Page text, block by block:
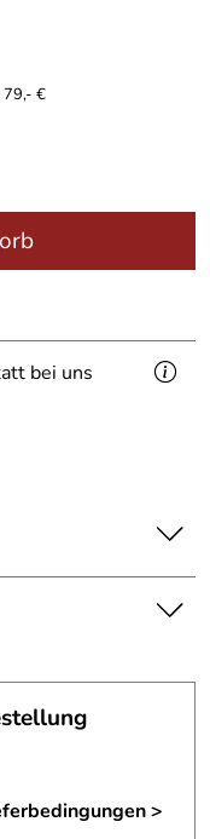
79,- €
bei uns
dem liebevollem
eine Caffee Villa
von Hand
durch ein Rohr an
plasmagetrennt
>